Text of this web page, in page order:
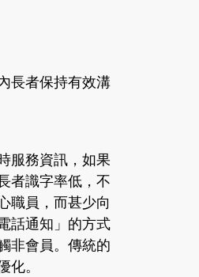
長者保持有效溝
服務資訊，如果
者識字率低，不
職員，而甚少向
話通知」的方式
非會員。傳統的
。